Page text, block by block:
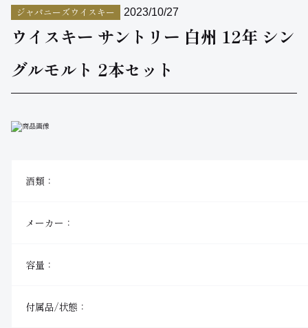
ジャパニーズウイスキー 2023/10/27
ウイスキー サントリー 白州 12年 シン
グルモルト 2本セット
酒類：
メーカー：
容量：
付属品/状態：